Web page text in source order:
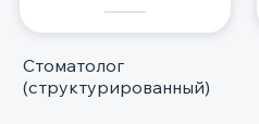
Стоматолог
(структурированный)